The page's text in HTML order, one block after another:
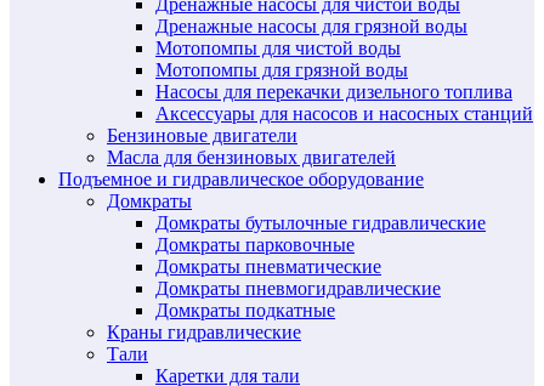
Дренажные насосы для грязной воды
Мотопомпы для чистой воды
Мотопомпы для грязной воды
Насосы для перекачки дизельного топлива
Аксессуары для насосов и насосных станций
Бензиновые двигатели
Масла для бензиновых двигателей
Подъемное и гидравлическое оборудование
Домкраты
Домкраты бутылочные гидравлические
Домкраты парковочные
Домкраты пневматические
Домкраты пневмогидравлические
Домкраты подкатные
Краны гидравлические
Тали
Каретки для тали